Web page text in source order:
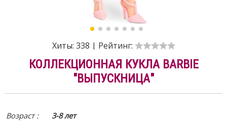
Хиты: 338 | Рейтинг:
КОЛЛЕКЦИОННАЯ КУКЛА BARBIE
"ВЫПУСКНИЦА"
Возраст :
3-8 лет